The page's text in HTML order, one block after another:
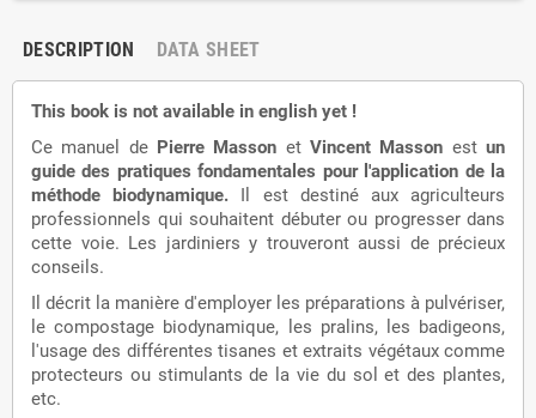
DESCRIPTION DATA SHEET
This book is not available in english yet !
Ce manuel de Pierre Masson etVincent Masson estun
guide des pratiques fondamentales pour l'application de la
méthode biodynamique. Il est destiné aux agriculteurs
professionnels qui souhaitent débuter ou progresser dans
cette voie. Les jardiniers y trouveront aussi de précieux
conseils.
Il décrit la manière d'employer les préparations à pulvériser,
le compostage biodynamique, les pralins, les badigeons,
l'usage des différentes tisanes et extraits végétaux comme
protecteurs ou stimulants de la vie du sol et des plantes,
etc.